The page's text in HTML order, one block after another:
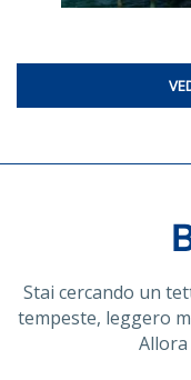
Stai cercando un
tempeste, leggero